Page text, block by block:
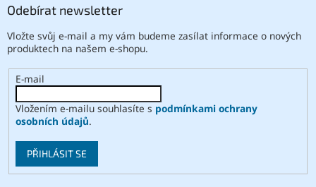
Odebírat newsletter
Vložte svůj e-mail a my vám budeme zasílat informace o nových
produktech na našem e-shopu.
E-mail
Vložením e-mailu souhlasíte s podmínkami ochrany
osobních údajů.
PŘIHLÁSIT SE